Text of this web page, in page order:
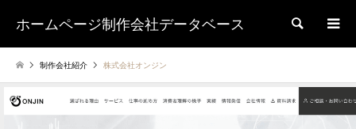
ホームページ制作会社データベース 検索
制作会社紹介 株式会社オンジン